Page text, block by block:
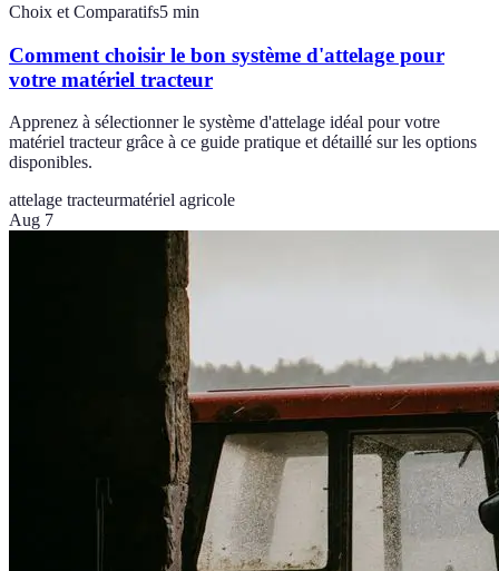
Choix et Comparatifs5 min
Comment choisir le bon système d'attelage pour
votre matériel tracteur
Apprenez à sélectionner le système d'attelage idéal pour votre
matériel tracteur grâce à ce guide pratique et détaillé sur les options
disponibles.
attelage tracteurmatériel agricole
Aug 7